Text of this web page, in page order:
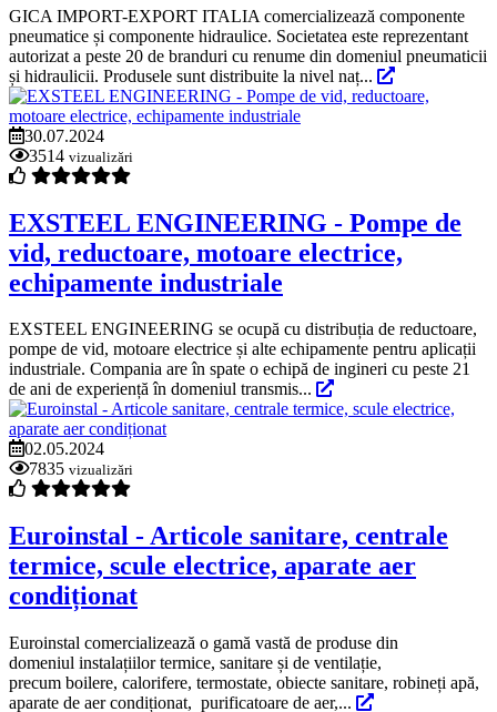
GICA IMPORT-EXPORT ITALIA comercializează componente
pneumatice și componente hidraulice. Societatea este reprezentant
autorizat a peste 20 de branduri cu renume din domeniul pneumaticii
și hidraulicii. Produsele sunt distribuite la nivel naț...
30.07.2024
3514 vizualizări
EXSTEEL ENGINEERING - Pompe de
vid, reductoare, motoare electrice,
echipamente industriale
EXSTEEL ENGINEERING se ocupă cu distribuția de reductoare,
pompe de vid, motoare electrice și alte echipamente pentru aplicații
industriale. Compania are în spate o echipă de ingineri cu peste 21
de ani de experiență în domeniul transmis...
02.05.2024
7835 vizualizări
Euroinstal - Articole sanitare, centrale
termice, scule electrice, aparate aer
condiționat
Euroinstal comercializează o gamă vastă de produse din
domeniul instalațiilor termice, sanitare și de ventilație,
precum boilere, calorifere, termostate, obiecte sanitare, robineți apă,
aparate de aer condiționat, purificatoare de aer,...